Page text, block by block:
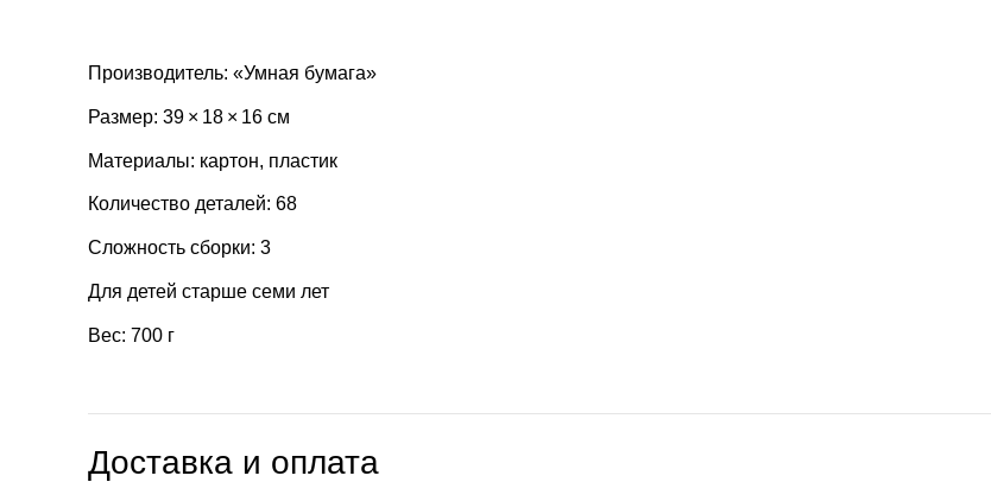
Производитель: «Умная бумага»
Размер: 39 × 18 × 16 см
Материалы: картон, пластик
Количество деталей: 68
Сложность сборки: 3
Для детей старше семи лет
Вес: 700 г
Доставка и оплата